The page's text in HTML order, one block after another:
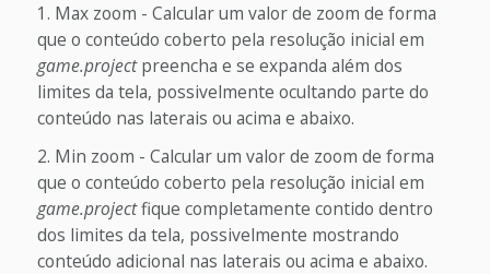
Max zoom - Calcular um valor de zoom de forma
que o conteúdo coberto pela resolução inicial em
game.projectpreencha e se expanda além dos
limites da tela, possivelmente ocultando parte do
conteúdo nas laterais ou acima e abaixo.
Min zoom - Calcular um valor de zoom de forma
que o conteúdo coberto pela resolução inicial em
game.projectfique completamente contido dentro
dos limites da tela, possivelmente mostrando
conteúdo adicional nas laterais ou acima e abaixo.